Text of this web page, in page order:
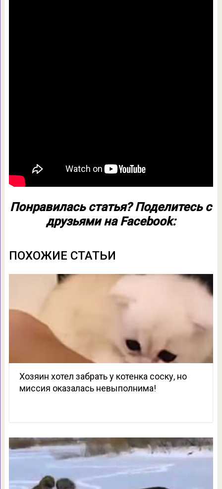
Понравилась статья? Поделитесь с
друзьями на Facebook:
ПОХОЖИЕ СТАТЬИ
Хозяин хотел забрать у котенка соску, но
миссия оказалась невыполнима!